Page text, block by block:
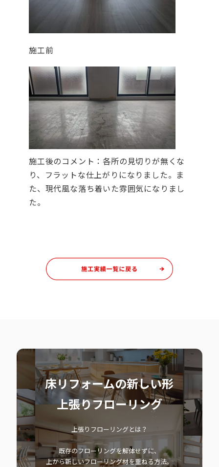
施工前
施工後のコメント：各所の見切りが無くな
り、フラットな仕上がりになりました。ま
た、現代風な落ち着いた雰囲気になりまし
た。
床リフォームの新しい形
上張りフローリング
上張りフローリングとは？
既存のフローリングを解体せずに、
上から新しいフローリング材を重ねる方法。